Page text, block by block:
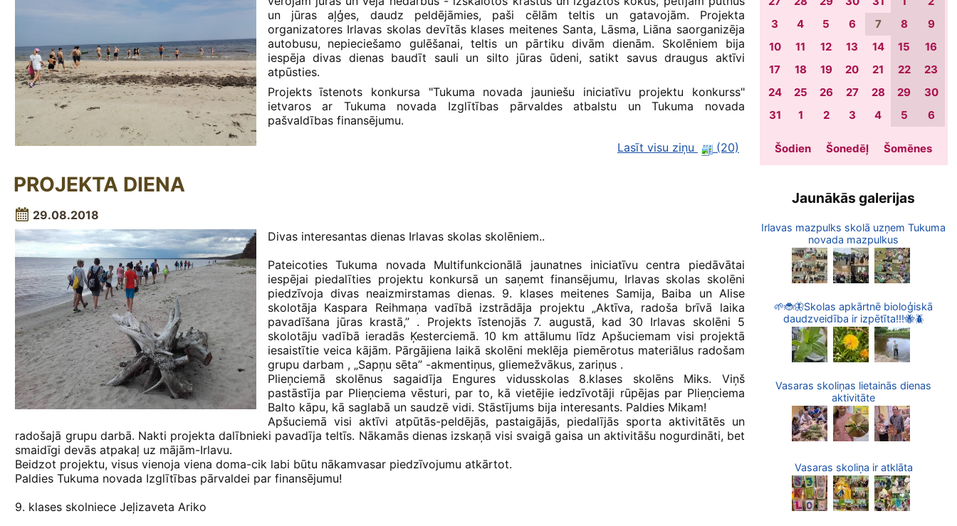
un jūras aļģes, daudz peldējāmies, paši cēlām teltis un gatavojām. Projekta
organizatores Irlavas skolas devītās klases meitenes Santa, Lāsma, Liāna saorganizēja
autobusu, nepieciešamo gulēšanai, teltis un pārtiku divām dienām. Skolēniem bija
iespēja divas dienas baudīt sauli un silto jūras ūdeni, satikt savus draugus aktīvi
atpūsties.
Projekts īstenots konkursa "Tukuma novada jauniešu iniciatīvu projektu konkurss"
ietvaros ar Tukuma novada Izglītības pārvaldes atbalstu un Tukuma novada
pašvaldības finansējumu.
Lasīt visu ziņu
(20)
PROJEKTA DIENA
29.08.2018
Divas interesantas dienas Irlavas skolas skolēniem..
Pateicoties Tukuma novada Multifunkcionālā jaunatnes iniciatīvu centra piedāvātai
iespējai piedalīties projektu konkursā un saņemt finansējumu, Irlavas skolas skolēni
piedzīvoja divas neaizmirstamas dienas. 9. klases meitenes Samija, Baiba un Alise
skolotāja Kaspara Reihmaņa vadībā izstrādāja projektu „Aktīva, radoša brīvā laika
pavadīšana jūras krastā,” . Projekts īstenojās 7. augustā, kad 30 Irlavas skolēni 5
skolotāju vadībā ieradās Ķesterciemā. 10 km attālumu līdz Apšuciemam visi projektā
iesaistītie veica kājām. Pārgājiena laikā skolēni meklēja piemērotus materiālus radošam
grupu darbam , „Sapņu sēta” -akmentiņus, gliemežvākus, zariņus .
Plieņciemā skolēnus sagaidīja Engures vidusskolas 8.klases skolēns Miks. Viņš
pastāstīja par Plieņciema vēsturi, par to, kā vietējie iedzīvotāji rūpējas par Plieņciema
Balto kāpu, kā saglabā un saudzē vidi. Stāstījums bija interesants. Paldies Mikam!
Apšuciemā visi aktīvi atpūtās-peldējās, pastaigājās, piedalījās sporta aktivitātēs un
radošajā grupu darbā. Nakti projekta dalībnieki pavadīja teltīs. Nākamās dienas izskaņā visi svaigā gaisa un aktivitāšu nogurdināti, bet
smaidīgi devās atpakaļ uz mājām-Irlavu.
Beidzot projektu, visus vienoja viena doma-cik labi būtu nākamvasar piedzīvojumu atkārtot.
Paldies Tukuma novada Izglītības pārvaldei par finansējumu!
9. klases skolniece Jeļizaveta Ariko
3
4 5 6 7 8
9
10
11 12 13 14 15
16
17
18 19 20 21 22
23
24
25 26 27 28 29
30
31
1 2 3 4 5 6
Šodien Šonedēļ Šomēnes
Jaunākās galerijas
Irlavas mazpulks skolā uzņem Tukuma
novada mazpulkus
🌱🐞🦋Skolas apkārtnē bioloģiskā
daudzveidība ir izpētīta!!!🐝🪲
Vasaras skoliņas lietainās dienas
aktivitāte
Vasaras skoliņa ir atklāta